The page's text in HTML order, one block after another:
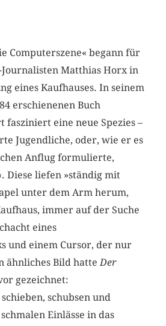
Computerszene« begann für
Journalisten Matthias Horx in
eines Kaufhauses. In seinem
erschienenen Buch
eine neue Spezies –
Jugendliche, oder, wie er es
Anflug ­formulierte,
Diese liefen »ständig mit
unter dem Arm herum,
immer auf der Suche
eines
und einem Cursor, der nur
ähnliches Bild hatteDer
gezeichnet:
schubsen und
Einlässe in das